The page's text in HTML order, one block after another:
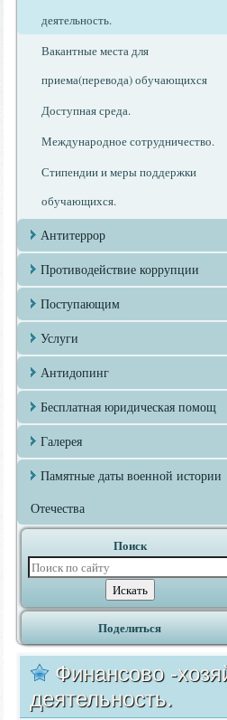
деятельность.
Вакантные места для
приема(перевода) обучающихся
Доступная среда.
Международное сотрудничество.
Стипендии и меры поддержки
обучающихся.
Антитеррор
Противодействие коррупции
Поступающим
Услуги
Антидопинг
Бесплатная юридическая помощ
Галерея
Памятные даты военной истории
Отечества
Поиск
Поделиться
Финансово -
деятельность.